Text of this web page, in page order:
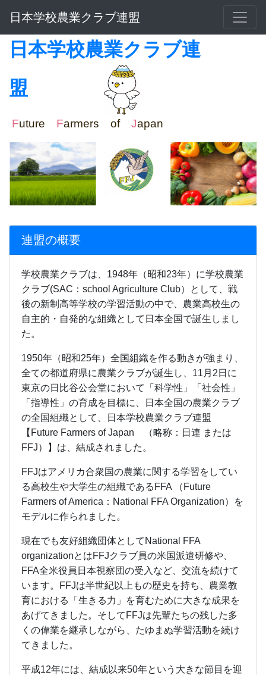
日本学校農業クラブ連盟
日本学校農業クラブ連
盟
Future Farmers of Japan
連盟の概要
学校農業クラブは、1948年（昭和23年）に学校農業
クラブ(SAC：school Agriculture Club）として、戦
後の新制高等学校の学習活動の中で、農業高校生の
自主的・自発的な組織として日本全国で誕生しまし
た。
1950年（昭和25年）全国組織を作る動きが強まり、
全ての都道府県に農業クラブが誕生し、11月2日に
東京の日比谷公会堂において「科学性」「社会性」
「指導性」の育成を目標に、日本全国の農業クラブ
の全国組織として、日本学校農業クラブ連盟
【Future Farmers of Japan （略称：日連 または
FFJ）】は、結成されました。
FFJはアメリカ合衆国の農業に関する学習をしてい
る高校生や大学生の組織であるFFA （Future
Farmers of America：National FFA Organization）を
モデルに作られました。
現在でも友好組織団体としてNational FFA
organizationとはFFJクラブ員の米国派遣研修や、
FFA全米役員日本視察団の受入など、交流を続けて
います。FFJは半世紀以上もの歴史を持ち、農業教
育における「生きる力」を育むために大きな成果を
あげてきました。そしてFFJは先輩たちの残した多
くの偉業を継承しながら、たゆまぬ学習活動を続け
てきました。
平成12年には、結成以来50年という大きな節目を迎